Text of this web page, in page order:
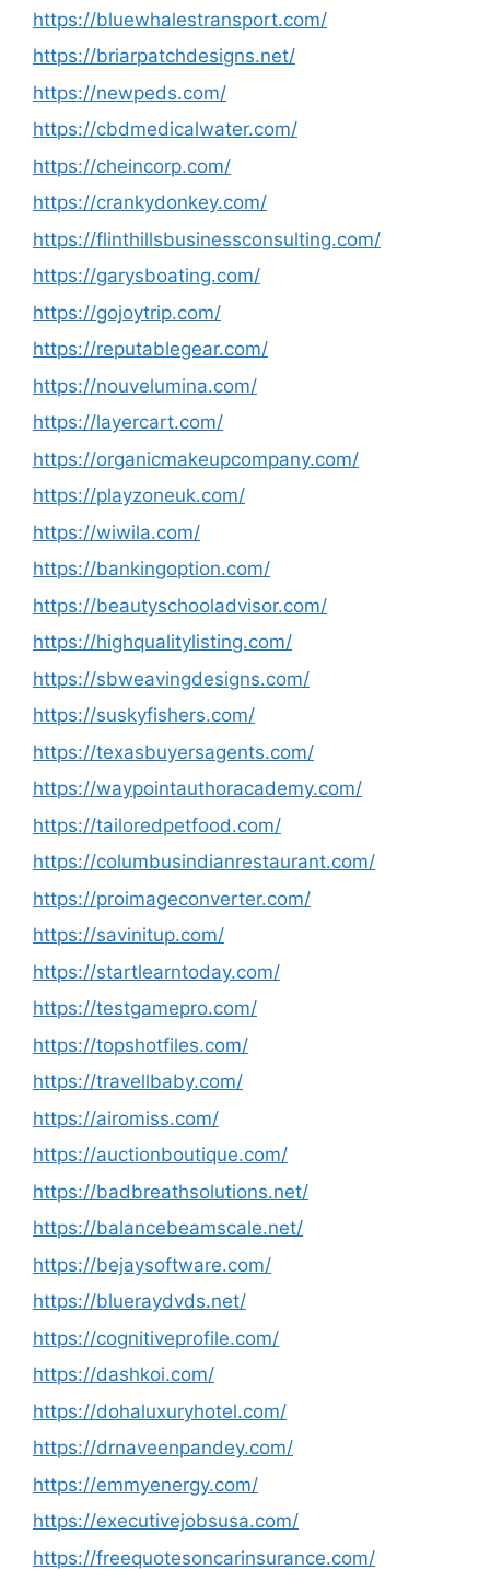
https://bluewhalestransport.com/
https://briarpatchdesigns.net/
https://newpeds.com/
https://cbdmedicalwater.com/
https://cheincorp.com/
https://crankydonkey.com/
https://flinthillsbusinessconsulting.com/
https://garysboating.com/
https://gojoytrip.com/
https://reputablegear.com/
https://nouvelumina.com/
https://layercart.com/
https://organicmakeupcompany.com/
https://playzoneuk.com/
https://wiwila.com/
https://bankingoption.com/
https://beautyschooladvisor.com/
https://highqualitylisting.com/
https://sbweavingdesigns.com/
https://suskyfishers.com/
https://texasbuyersagents.com/
https://waypointauthoracademy.com/
https://tailoredpetfood.com/
https://columbusindianrestaurant.com/
https://proimageconverter.com/
https://savinitup.com/
https://startlearntoday.com/
https://testgamepro.com/
https://topshotfiles.com/
https://travellbaby.com/
https://airomiss.com/
https://auctionboutique.com/
https://badbreathsolutions.net/
https://balancebeamscale.net/
https://bejaysoftware.com/
https://blueraydvds.net/
https://cognitiveprofile.com/
https://dashkoi.com/
https://dohaluxuryhotel.com/
https://drnaveenpandey.com/
https://emmyenergy.com/
https://executivejobsusa.com/
https://freequotesoncarinsurance.com/